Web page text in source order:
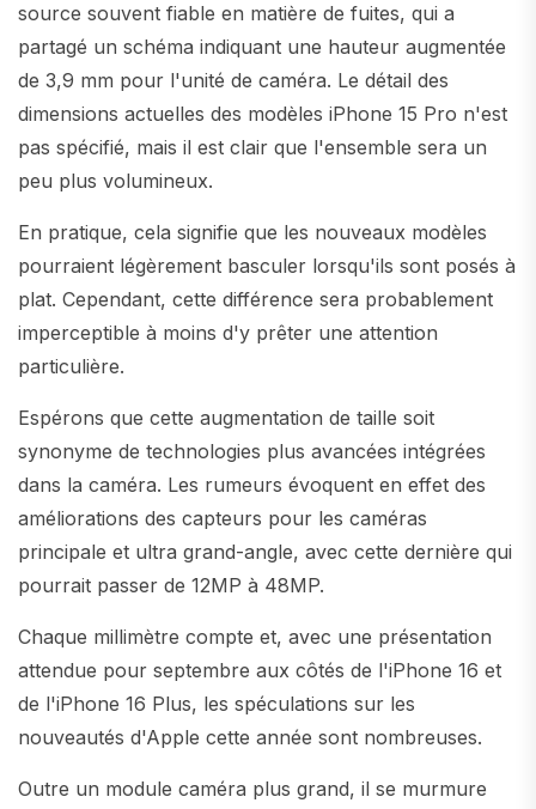
source souvent fiable en matière de fuites, qui a
partagé un schéma indiquant une hauteur augmentée
de 3,9 mm pour l'unité de caméra. Le détail des
dimensions actuelles des modèles iPhone 15 Pro n'est
pas spécifié, mais il est clair que l'ensemble sera un
peu plus volumineux.
En pratique, cela signifie que les nouveaux modèles
pourraient légèrement basculer lorsqu'ils sont posés à
plat. Cependant, cette différence sera probablement
imperceptible à moins d'y prêter une attention
particulière.
Espérons que cette augmentation de taille soit
synonyme de technologies plus avancées intégrées
dans la caméra. Les rumeurs évoquent en effet des
améliorations des capteurs pour les caméras
principale et ultra grand-angle, avec cette dernière qui
pourrait passer de 12MP à 48MP.
Chaque millimètre compte et, avec une présentation
attendue pour septembre aux côtés de l'iPhone 16 et
de l'iPhone 16 Plus, les spéculations sur les
nouveautés d'Apple cette année sont nombreuses.
Outre un module caméra plus grand, il se murmure